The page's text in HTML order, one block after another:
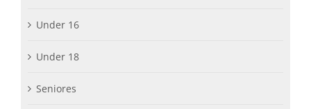
Under 16
Under 18
Seniores